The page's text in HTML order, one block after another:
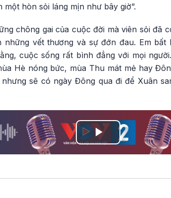
hòn sỏi láng mịn như bây giờ”.
chông gai của cuộc đời mà viên sỏi đã
vết thương và sự đớn đau. Em
cuộc sống rất bình đẳng với mọi
Hè nóng bức, mùa Thu mát mẻ hay
sẽ có ngày Đông qua đi để Xuân
Play